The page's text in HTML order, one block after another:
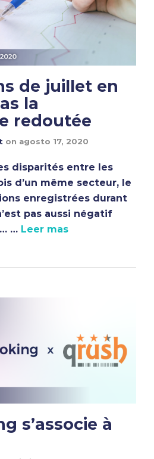
de juillet en
la
redoutée
on agosto 17, 2020
disparités entre les
d’un même secteur, le
enregistrées durant
pas aussi négatif
… Leer mas
s’associe à